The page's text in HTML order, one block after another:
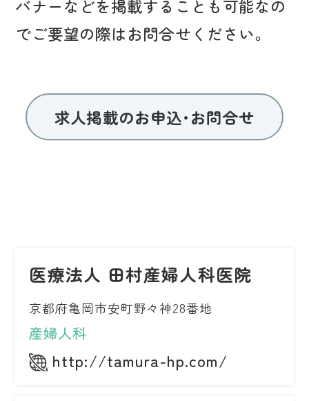
バナーなどを掲載することも可能なの
でご要望の際はお問合せください。
求人掲載のお申込･お問合せ
医療法人 田村産婦人科医院
京都府亀岡市安町野々神28番地
産婦人科
http://tamura-hp.com/